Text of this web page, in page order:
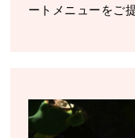
ートメニューをご